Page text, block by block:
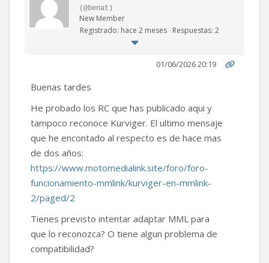
(@benat)
New Member
Registrado: hace 2 meses Respuestas: 2
01/06/2026 20:19
Buenas tardes
He probado los RC que has publicado aqui y
tampoco reconoce Kurviger. El ultimo mensaje
que he encontado al respecto es de hace mas
de dos años:
https://www.motomedialink.site/foro/foro-
funcionamiento-mmlink/kurviger-en-mmlink-
2/paged/2
Tienes previsto intentar adaptar MML para
que lo reconozca? O tiene algun problema de
compatibilidad?